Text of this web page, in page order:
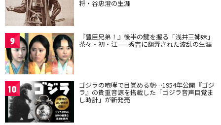
将・谷忠澄の生涯
9 『豊臣兄弟！』後半の鍵を握る「浅井三姉妹」
茶々・初・江——秀吉に翻弄された波乱の生涯
10 ゴジラの咆哮で目覚める朝…1954年公開『ゴジ
ラ』の貴重音源を搭載した「ゴジラ音声目覚ま
し時計」が新発売